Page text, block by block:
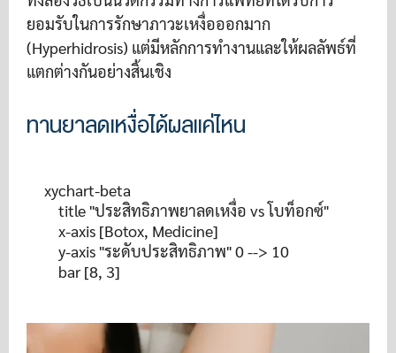
ยอมรับในการรักษาภาวะเหงื่อออกมาก
(Hyperhidrosis) แต่มีหลักการทำงานและให้ผลลัพธ์ที่
แตกต่างกันอย่างสิ้นเชิง
ทานยาลดเหงื่อได้ผลแค่ไหน
xychart-beta
    title "ประสิทธิภาพยาลดเหงื่อ vs โบท็อกซ์"
    x-axis [Botox, Medicine]
    y-axis "ระดับประสิทธิภาพ" 0 --> 10
    bar [8, 3]